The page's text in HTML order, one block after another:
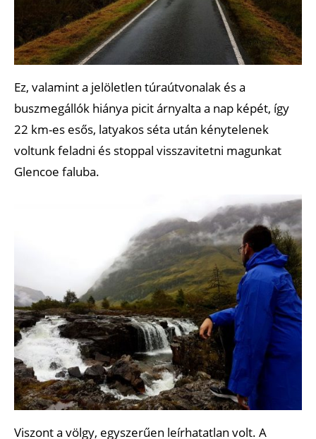
Ez, valamint a jelöletlen túraútvonalak és a
buszmegállók hiánya picit árnyalta a nap képét, így
22 km-es esős, latyakos séta után kénytelenek
voltunk feladni és stoppal visszavitetni magunkat
Glencoe faluba.
Viszont a völgy, egyszerűen leírhatatlan volt. A